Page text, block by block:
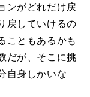
ンがどれだけ戻
戻していけるの
こともあるかも
だが、そこに挑
自身しかいな